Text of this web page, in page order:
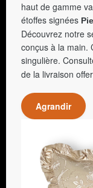
haut de gamme
étoffes signées
Découvrez notre
conçus à la main.
singulière.
de la livraison
Agrandir